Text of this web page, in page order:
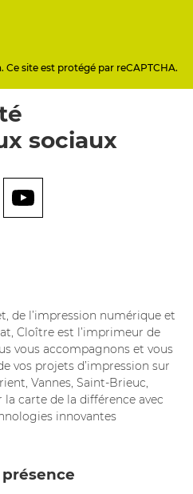
site est protégé par reCAPTCHA.
sociaux
de l’impression numérique et
Cloître est l’imprimeur de
vous accompagnons et vous
vos projets d’impression sur
Vannes, Saint-Brieuc,
la carte de la différence avec
innovantes